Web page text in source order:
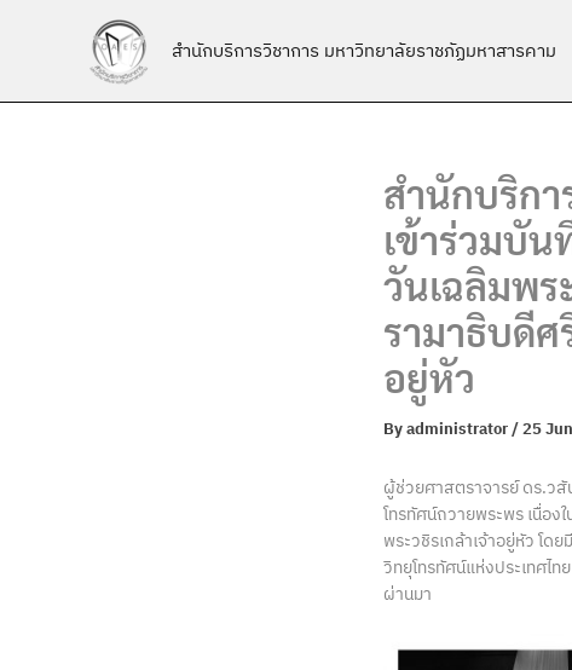
สำนักบริการวิชาการ มหาวิทยาลัยราชภัฏมหาสารคาม
สำนักบริก
เข้าร่วมบัน
วันเฉลิมพ
รามาธิบดีศ
อยู่หัว
Byadministrator/25
ผู้ช่วยศาสตราจารย์ ดร.วสั
โทรทัศน์ถวายพระพร เนื่อง
พระวชิรเกล้าเจ้าอยู่หัว โ
วิทยุโทรทัศน์แห่งประเทศไ
ผ่านมา